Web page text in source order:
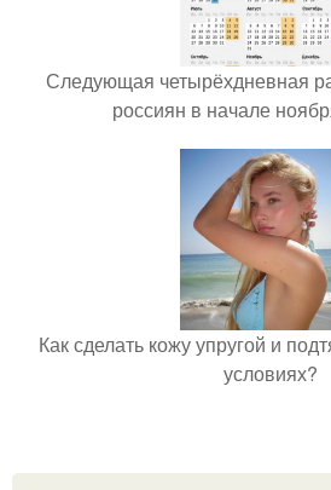
Следующая четырёхдневная
россиян в начале
Как сделать кожу упругой и
условиях?